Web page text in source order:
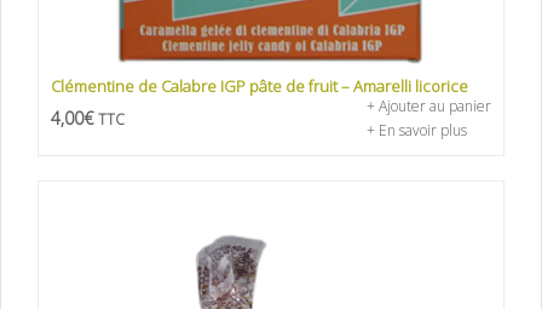
Clémentine de Calabre IGP pâte de fruit – Amarelli licorice
4,00€ TTC
+ Ajouter au panier
+ En savoir plus